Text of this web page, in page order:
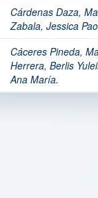
Cárdenas Daza,
Zabala, Jessica
Cáceres Pineda,
Herrera, Berlis
Ana María.